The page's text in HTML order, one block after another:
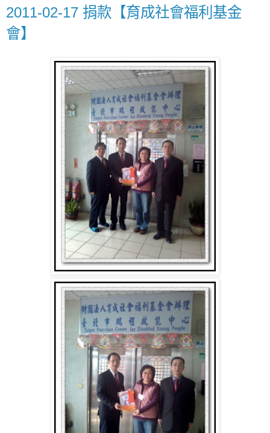
2011-02-17 捐款【育成社會福利基金
會】